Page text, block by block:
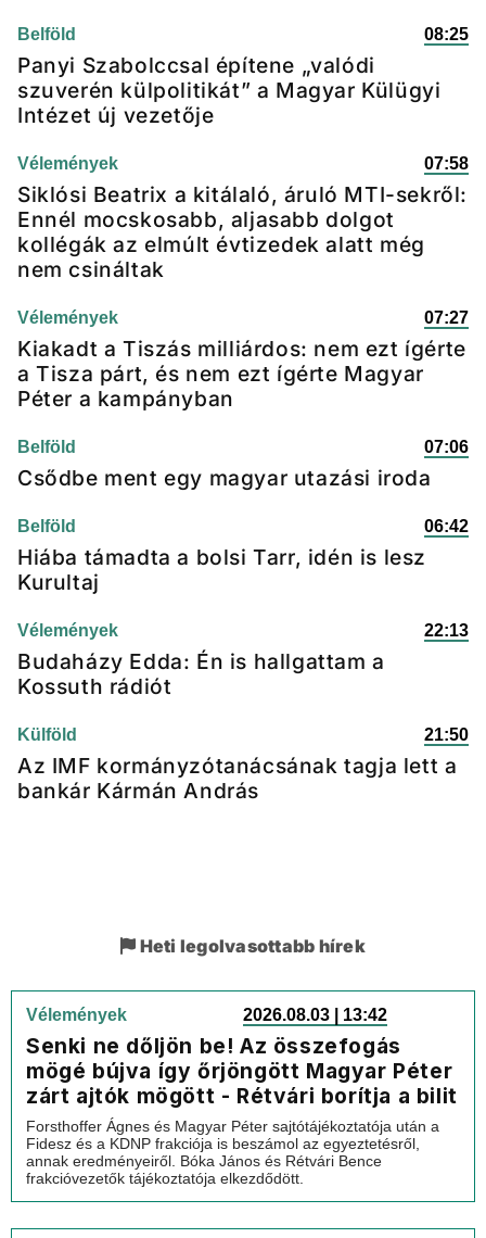
Belföld 08:25
Panyi Szabolccsal építene „valódi
szuverén külpolitikát” a Magyar Külügyi
Intézet új vezetője
Vélemények 07:58
Siklósi Beatrix a kitálaló, áruló MTI-sekről:
Ennél mocskosabb, aljasabb dolgot
kollégák az elmúlt évtizedek alatt még
nem csináltak
Vélemények 07:27
Kiakadt a Tiszás milliárdos: nem ezt ígérte
a Tisza párt, és nem ezt ígérte Magyar
Péter a kampányban
Belföld 07:06
Csődbe ment egy magyar utazási iroda
Belföld 06:42
Hiába támadta a bolsi Tarr, idén is lesz
Kurultaj
Vélemények 22:13
Budaházy Edda: Én is hallgattam a
Kossuth rádiót
Külföld 21:50
Az IMF kormányzótanácsának tagja lett a
bankár Kármán András
Heti legolvasottabb hírek
Vélemények 2026.08.03 | 13:42
Senki ne dőljön be! Az összefogás
mögé bújva így őrjöngött Magyar Péter
zárt ajtók mögött - Rétvári borítja a bilit
Forsthoffer Ágnes és Magyar Péter sajtótájékoztatója után a
Fidesz és a KDNP frakciója is beszámol az egyeztetésről,
annak eredményeiről. Bóka János és Rétvári Bence
frakcióvezetők tájékoztatója elkezdődött.